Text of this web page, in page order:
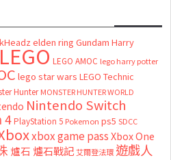
elden ring Gundam Harry
LEGO LEGO AMOC lego harry potter
lego star wars LEGO Technic
Hunter MONSTER HUNTER WORLD
Nintendo Switch
4 PlayStation 5 Pokemon ps5 SDCC
xbox game passXbox One
爐石 爐石戰記艾爾登法環 遊戲人